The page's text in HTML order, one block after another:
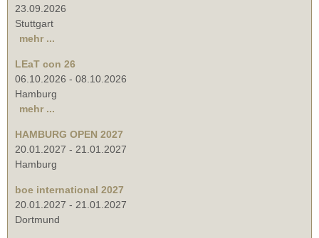
23.09.2026
Stuttgart
mehr ...
LEaT con 26
06.10.2026 - 08.10.2026
Hamburg
mehr ...
HAMBURG OPEN 2027
20.01.2027 - 21.01.2027
Hamburg
boe international 2027
20.01.2027 - 21.01.2027
Dortmund